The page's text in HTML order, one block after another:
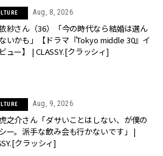
Aug, 8, 2026
紗さん（36）「今の時代なら結婚は選ん
いかも」【ドラマ『Tokyo middle 30』イ
ュー】 | CLASSY.[クラッシィ]
Aug, 9, 2026
之介さん「ダサいことはしない、が僕の
ー。派手な飲み会も行かないです」 |
クラッシィ]